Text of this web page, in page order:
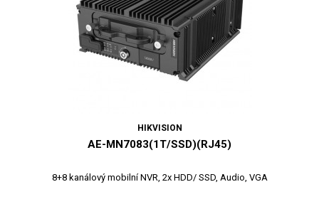
HIKVISION
AE-MN7083(1T/SSD)(RJ45)
8+8 kanálový mobilní NVR, 2x HDD/ SSD, Audio, VGA